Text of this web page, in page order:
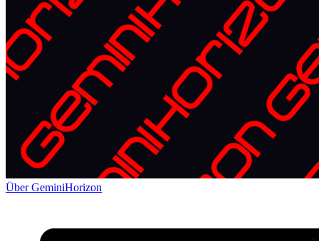
Über GeminiHorizon